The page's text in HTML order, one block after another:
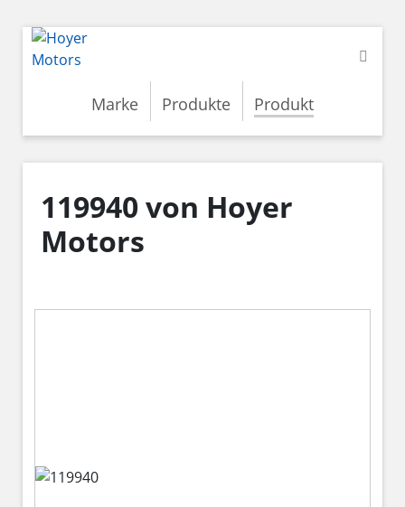
Marke Produkte Produkt
119940 von Hoyer
Motors